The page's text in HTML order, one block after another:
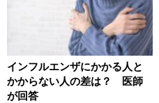
インフルエンザにかかる人と
かからない人の差は？ 医師
が回答